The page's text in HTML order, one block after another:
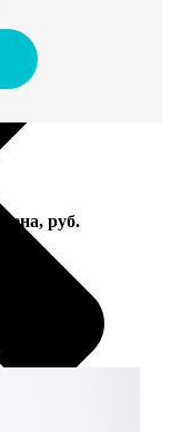
Цена, руб.